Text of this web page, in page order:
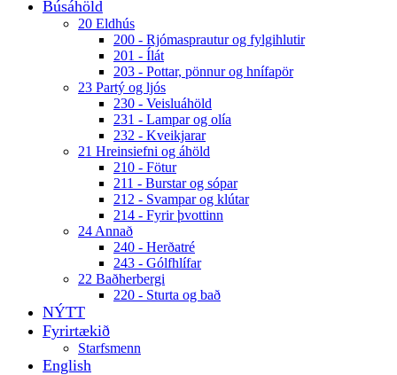
Búsáhöld
20 Eldhús
200 - Rjómasprautur og fylgihlutir
201 - Ílát
203 - Pottar, pönnur og hnífapör
23 Partý og ljós
230 - Veisluáhöld
231 - Lampar og olía
232 - Kveikjarar
21 Hreinsiefni og áhöld
210 - Fötur
211 - Burstar og sópar
212 - Svampar og klútar
214 - Fyrir þvottinn
24 Annað
240 - Herðatré
243 - Gólfhlífar
22 Baðherbergi
220 - Sturta og bað
NÝTT
Fyrirtækið
Starfsmenn
English